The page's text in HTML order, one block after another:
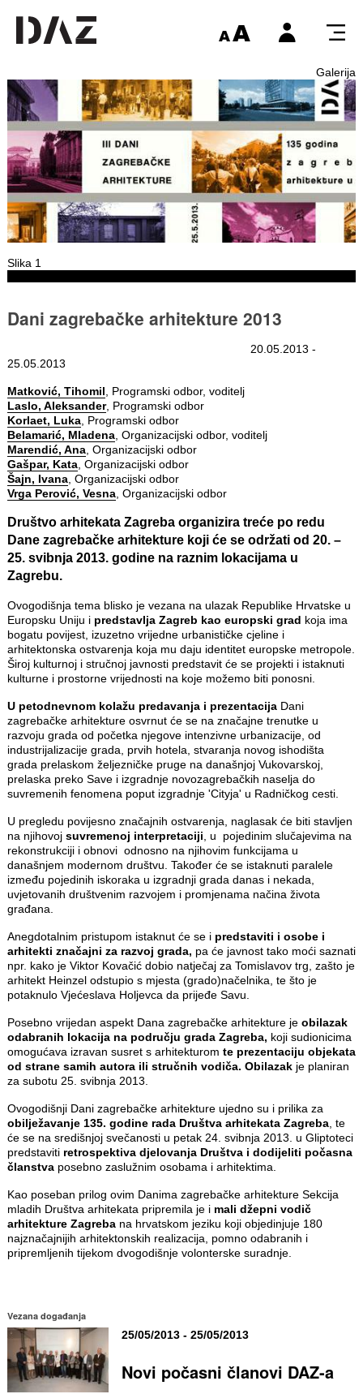
Galerija
Slika 1
Dani zagrebačke arhitekture 2013
20.05.2013 -
25.05.2013
Matković, Tihomil , Programski odbor, voditelj
Laslo, Aleksander, Programski odbor
Korlaet, Luka, Programski odbor
Belamarić, Mladena, Organizacijski odbor, voditelj
Marendić, Ana, Organizacijski odbor
Gašpar, Kata, Organizacijski odbor
Šajn, Ivana, Organizacijski odbor
Vrga Perović, Vesna, Organizacijski odbor
Društvo arhitekata Zagreba organizira treće po redu
Dane zagrebačke arhitekturekoji će se održati od 20. –
25. svibnja 2013. godine na raznim lokacijama u
Zagrebu.
Ovogodišnja tema blisko je vezana na ulazak Republike Hrvatske u
Europsku Uniju i predstavlja Zagreb kao europski grad koja ima
bogatu povijest, izuzetno vrijedne urbanističke cjeline i
arhitektonska ostvarenja koja mu daju identitet europske metropole.
Široj kulturnoj i stručnoj javnosti predstavit će se projekti i istaknuti
kulturne i prostorne vrijednosti na koje možemo biti ponosni.
U petodnevnom kolažu predavanja i prezentacija Dani
zagrebačke arhitekture osvrnut će se na značajne trenutke u
razvoju grada od početka njegove intenzivne urbanizacije, od
industrijalizacije grada, prvih hotela, stvaranja novog ishodišta
grada prelaskom željezničke pruge na današnjoj Vukovarskoj,
prelaska preko Save i izgradnje novozagrebačkih naselja do
suvremenih fenomena poput izgradnje 'Cityja' u Radničkog cesti.
U pregledu povijesno značajnih ostvarenja, naglasak će biti stavljen
na njihovoj suvremenoj interpretaciji , u pojedinim slučajevima na
rekonstrukciji i obnovi odnosno na njihovim funkcijama u
današnjem modernom društvu. Također će se istaknuti paralele
između pojedinih iskoraka u izgradnji grada danas i nekada,
uvjetovanih društvenim razvojem i promjenama načina života
građana.
Anegdotalnim pristupom istaknut će se i predstaviti i osobe i
arhitekti značajni za razvoj grada, pa će javnost tako moći saznati
npr. kako je Viktor Kovačić dobio natječaj za Tomislavov trg, zašto je
arhitekt Heinzel odstupio s mjesta (grado)načelnika, te što je
potaknulo Vjećeslava Holjevca da prijeđe Savu.
Posebno vrijedan aspekt Dana zagrebačke arhitekture je obilazak
odabranih lokacija na području grada Zagreba, koji sudionicima
omogućava izravan susret s arhitekturom te prezentaciju objekata
od strane samih autora ili stručnih vodiča. Obilazakje planiran
za subotu 25. svibnja 2013.
Ovogodišnji Dani zagrebačke arhitekture ujedno su i prilika za
obilježavanje 135. godine rada Društva arhitekata Zagreba, te
će se na središnjoj svečanosti u petak 24. svibnja 2013. u Gliptoteci
predstaviti retrospektiva djelovanja Društva i dodijeliti počasna
članstvaposebno zaslužnim osobama i arhitektima.
Kao poseban prilog ovim Danima zagrebačke arhitekture Sekcija
mladih Društva arhitekata pripremila je i mali džepni vodič
arhitekture Zagreba na hrvatskom jeziku koji objedinjuje 180
najznačajnijih arhitektonskih realizacija, pomno odabranih i
pripremljenih tijekom dvogodišnje volonterske suradnje.
Vezana događanja
25/05/2013 - 25/05/2013
Novi počasni članovi DAZ-a